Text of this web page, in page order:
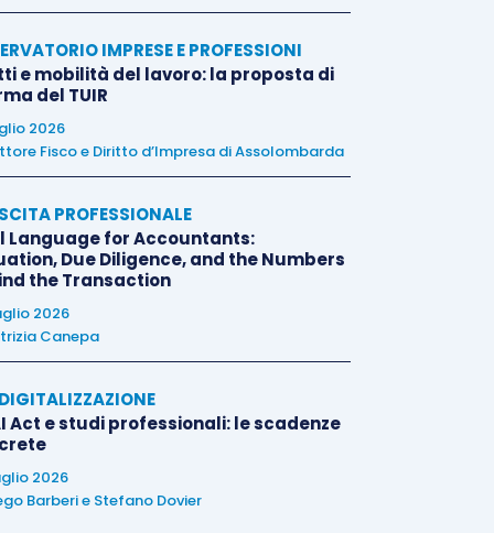
IMPRESE E PROFESSIONI
e mobilità del lavoro: la proposta di
del TUIR
2026
Fisco e Diritto d’Impresa di Assolombarda
PROFESSIONALE
Language for Accountants:
Due Diligence, and the Numbers
the Transaction
2026
Canepa
Act e studi professionali: le scadenze
2026
Barberie Stefano Dovier